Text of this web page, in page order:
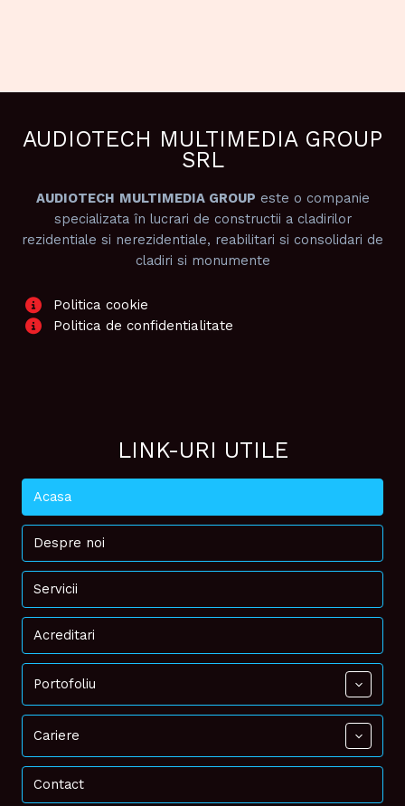
AUDIOTECH MULTIMEDIA GROUP
SRL
AUDIOTECH MULTIMEDIA GROUP este o companie
specializata în lucrari de constructii a cladirilor
rezidentiale si nerezidentiale, reabilitari si consolidari de
cladiri si monumente
Politica cookie
Politica de confidentialitate
LINK-URI UTILE
Acasa
Despre noi
Servicii
Acreditari
Portofoliu
Cariere
Contact